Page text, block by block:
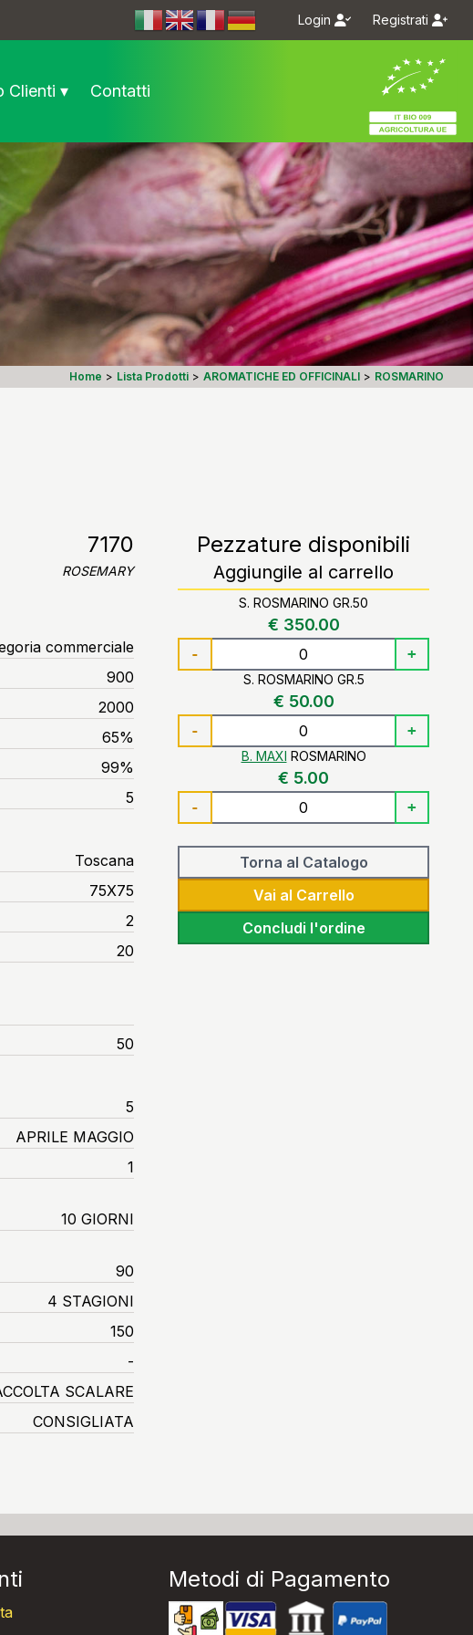
bioseme.it/
bioseme.it/
Login Registrati
Clienti ▾ Contatti
Home > Lista Prodotti > AROMATICHE ED OFFICINALI > ROSMARINO
7170
ROSEMARY
commerciale
900
2000
65%
99%
5
Toscana
75X75
2
20
50
5
APRILE MAGGIO
1
10 GIORNI
90
4 STAGIONI
150
-
SCALARE
CONSIGLIATA
Pezzature disponibili
Aggiungile al carrello
S. ROSMARINO GR.50
€ 350.00
- +
S. ROSMARINO GR.5
€ 50.00
- +
B. MAXI ROSMARINO
€ 5.00
- +
Torna al Catalogo
Vai al Carrello
Concludi l'ordine
Metodi di Pagamento